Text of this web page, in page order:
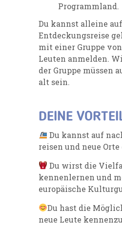
Programmland.
Du kannst alleine auf
Entdeckungsreise
mit einer Gruppe
Leuten anmelden.
der Gruppe müssen
alt sein.
DEINE
Du kannst auf
reisen und neue
Du wirst die
kennenlernen und
europäische
Du hast die
neue Leute